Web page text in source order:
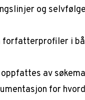
og
forfatterprofiler i
av
for